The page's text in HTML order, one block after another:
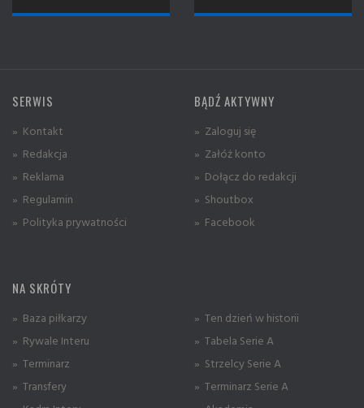
SERWIS
» Kontakt
» Redakcja
» Reklama
» Regulamin
» Polityka prywatności
BĄDŹ AKTYWNY
» Zaloguj się
» Załóż konto
» Dołącz do redakcji
» Shoutbox
» Facebook
NA SKRÓTY
» Baza piłkarzy
» Rywale Interu
» Terminarz
» Transfery
» Ten dzień w historii
» Tabela Serie A
» Strzelcy Serie A
» Terminarz Serie A